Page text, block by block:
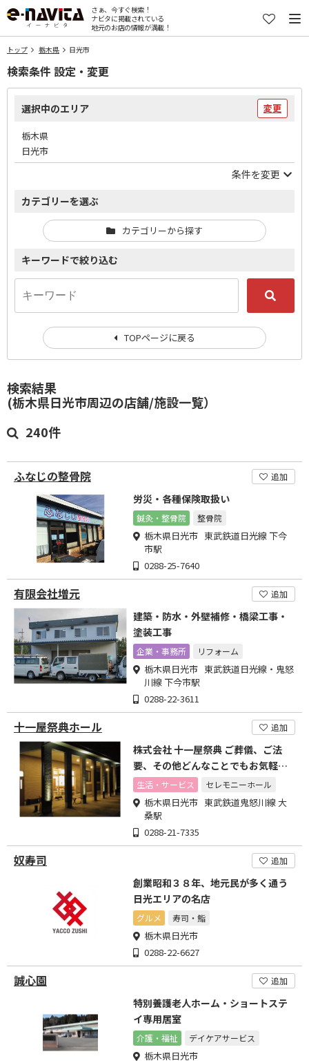
さぁ、今すぐ検索！
ナビタに掲載されている
地元のお店の情報が満載！
トップ 栃木県 日光市
検索結果
(栃木県日光市周辺の店舗/施設一覧）
240件
ふなじの整骨院 追加
労災・各種保険取扱い
鍼灸・整骨院 整骨院
栃木県日光市 東武鉄道日光線 下今
市駅
0288-25-7640
有限会社増元 追加
建築・防水・外壁補修・橋梁工事・
塗装工事
企業・事務所 リフォーム
栃木県日光市 東武鉄道日光線・鬼怒
川線 下今市駅
0288-22-3611
十一屋祭典ホール 追加
株式会社 十一屋祭典 ご葬儀、ご法
要、その他どんなことでもお気軽に
ご相談ください。
生活・サービス セレモニーホール
栃木県日光市 東武鉄道鬼怒川線 大
桑駅
0288-21-7335
奴寿司 追加
創業昭和３８年、地元民が多く通う
日光エリアの名店
グルメ 寿司・鮨
栃木県日光市
0288-22-6627
誠心園 追加
特別養護老人ホーム・ショートステ
イ専用居室
介護・福祉 デイケアサービス
栃木県日光市
検索条件 設定・変更
選択中のエリア 変更
栃木県
日光市
条件を変更
カテゴリーを選ぶ
カテゴリーから探す
キーワードで絞り込む
TOPページに戻る